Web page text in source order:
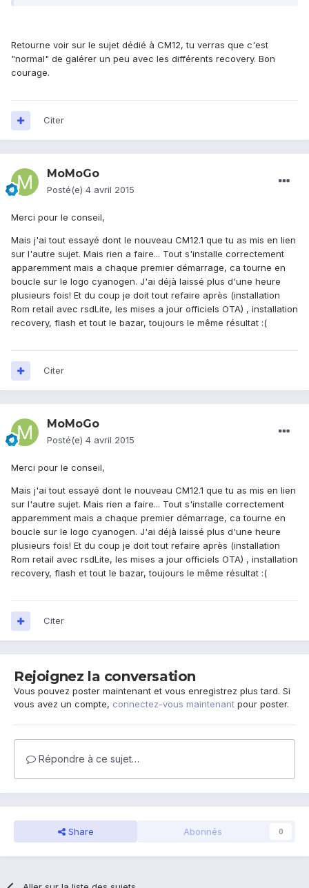
Retourne voir sur le sujet dédié à CM12, tu verras que c'est
"normal" de galérer un peu avec les différents recovery. Bon
courage.
Citer
MoMoGo
Posté(e) 4 avril 2015
Merci pour le conseil,
Mais j'ai tout essayé dont le nouveau CM12.1 que tu as mis en lien
sur l'autre sujet. Mais rien a faire... Tout s'installe correctement
apparemment mais a chaque premier démarrage, ca tourne en
boucle sur le logo cyanogen. J'ai déjà laissé plus d'une heure
plusieurs fois! Et du coup je doit tout refaire après (installation
Rom retail avec rsdLite, les mises a jour officiels OTA) , installation
recovery, flash et tout le bazar, toujours le même résultat :(
Citer
MoMoGo
Posté(e) 4 avril 2015
Merci pour le conseil,
Mais j'ai tout essayé dont le nouveau CM12.1 que tu as mis en lien
sur l'autre sujet. Mais rien a faire... Tout s'installe correctement
apparemment mais a chaque premier démarrage, ca tourne en
boucle sur le logo cyanogen. J'ai déjà laissé plus d'une heure
plusieurs fois! Et du coup je doit tout refaire après (installation
Rom retail avec rsdLite, les mises a jour officiels OTA) , installation
recovery, flash et tout le bazar, toujours le même résultat :(
Citer
Rejoignez la conversation
Vous pouvez poster maintenant et vous enregistrez plus tard. Si
vous avez un compte, connectez-vous maintenant pour poster.
Répondre à ce sujet…
Share Abonnés 0